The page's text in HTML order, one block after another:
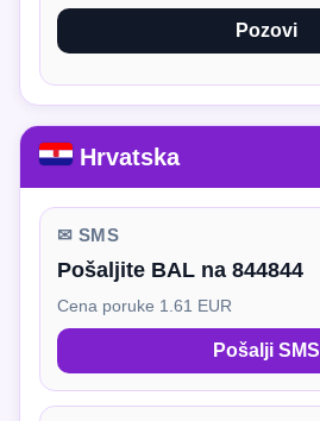
Pozovi
Hrvatska
✉ SMS
Pošaljite BAL na 844844
Cena poruke 1.61 EUR
Pošalji SMS